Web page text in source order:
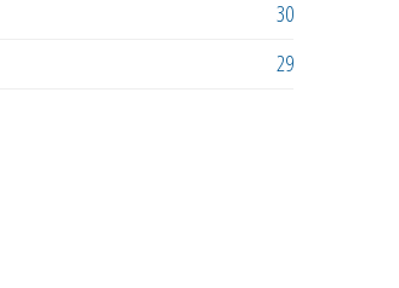
30
29